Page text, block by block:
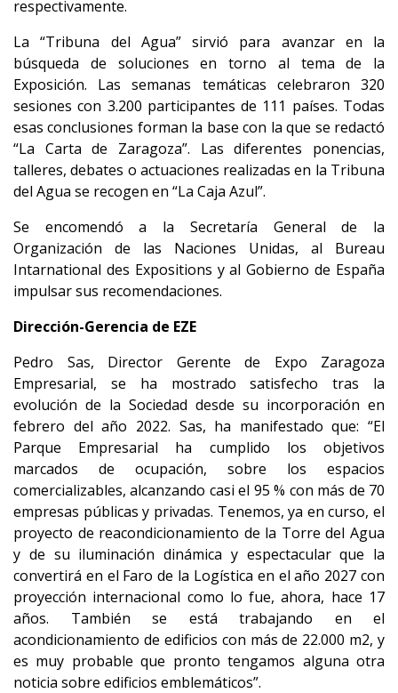
respectivamente.
La “Tribuna del Agua” sirvió para avanzar en la
búsqueda de soluciones en torno al tema de la
Exposición. Las semanas temáticas celebraron 320
sesiones con 3.200 participantes de 111 países. Todas
esas conclusiones forman la base con la que se redactó
“La Carta de Zaragoza”. Las diferentes ponencias,
talleres, debates o actuaciones realizadas en la Tribuna
del Agua se recogen en “La Caja Azul”.
Se encomendó a la Secretaría General de la
Organización de las Naciones Unidas, al Bureau
Intarnational des Expositions y al Gobierno de España
impulsar sus recomendaciones.
Dirección-Gerencia de EZE
Pedro Sas, Director Gerente de Expo Zaragoza
Empresarial, se ha mostrado satisfecho tras la
evolución de la Sociedad desde su incorporación en
febrero del año 2022. Sas, ha manifestado que: “El
Parque Empresarial ha cumplido los objetivos
marcados de ocupación, sobre los espacios
comercializables, alcanzando casi el 95 % con más de 70
empresas públicas y privadas. Tenemos, ya en curso, el
proyecto de reacondicionamiento de la Torre del Agua
y de su iluminación dinámica y espectacular que la
convertirá en el Faro de la Logística en el año 2027 con
proyección internacional como lo fue, ahora, hace 17
años. También se está trabajando en el
acondicionamiento de edificios con más de 22.000 m2, y
es muy probable que pronto tengamos alguna otra
noticia sobre edificios emblemáticos”.